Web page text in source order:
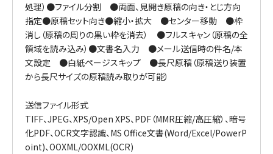
処理）●ファイル分割 ●両面、見開き原稿の向き・とじ方向
指定●原稿セット向き●縮小・拡大 ●センター移動 ●枠
消し（原稿の周りの黒い枠を消去） ●フルスキャン（原稿の全
領域を読み込み）●文書名入力 ●メール送信時の件名/本
文設定 ●白紙ページスキップ ●長尺原稿（原稿送り装置
から長尺サイズの原稿読み取りが可能）
送信ファイル形式
TIFF、JPEG、XPS/Open XPS、PDF（MMR圧縮/高圧縮）、暗号
化PDF、OCR文字認識、MS Office文書(Word/Excel/PowerP
oint)、OOXML/OOXML(OCR)